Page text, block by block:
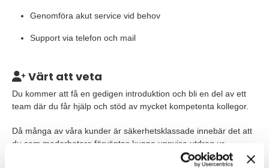
Genomföra akut service vid behov
Support via telefon och mail
Värt att veta
Du kommer att få en gedigen introduktion och bli en del av ett
team där du får hjälp och stöd av mycket kompetenta kollegor.
Då många av våra kunder är säkerhetsklassade innebär det att
du som medarbetare förväntas kunna uppvisa utdrag ur